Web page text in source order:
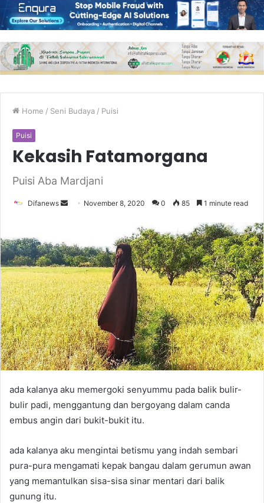
Home / Seni Budaya / Puisi
Puisi
Kekasih Fatamorgana
Puisi Aba Mardjani
Difanews
Send November 8, 2020 0 85 1 minute read
ada kalanya aku memergoki senyummu pada balik bulir-
bulir padi, menggantung dan bergoyang dalam canda
embus angin dari bukit-bukit itu.
ada kalanya aku mengintai betismu yang indah sembari
pura-pura mengamati kepak bangau dalam gerumun awan
yang memantulkan sisa-sisa sinar mentari dari balik
gunung itu.